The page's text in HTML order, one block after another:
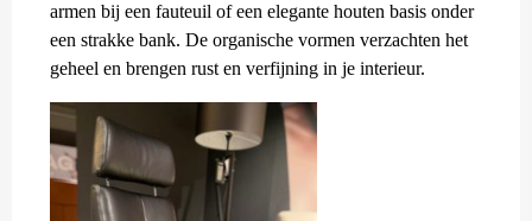
armen bij een fauteuil of een elegante houten basis onder
een strakke bank. De organische vormen verzachten het
geheel en brengen rust en verfijning in je interieur.